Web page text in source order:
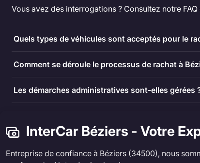
Vous avez des interrogations ? Consultez notre
Quels types de véhicules sont acceptés pour le
Comment se déroule le processus de rachat à
Les démarches administratives sont-elles gérées
InterCar Béziers - Votre
Entreprise de confiance à Béziers (34500), nous